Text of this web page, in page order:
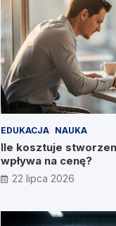
EDUKACJA NAUKA
Ile kosztuje
wpływa na cenę?
22 lipca 2026